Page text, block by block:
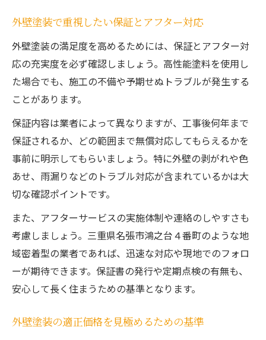
外壁塗装で重視したい保証とアフター対応
外壁塗装の満足度を高めるためには、保証とアフター対
応の充実度を必ず確認しましょう。高性能塗料を使用し
た場合でも、施工の不備や予期せぬトラブルが発生する
ことがあります。
保証内容は業者によって異なりますが、工事後何年まで
保証されるか、どの範囲まで無償対応してもらえるかを
事前に明示してもらいましょう。特に外壁の剥がれや色
あせ、雨漏りなどのトラブル対応が含まれているかは大
切な確認ポイントです。
また、アフターサービスの実施体制や連絡のしやすさも
考慮しましょう。三重県名張市鴻之台４番町のような地
域密着型の業者であれば、迅速な対応や現地でのフォロ
ーが期待できます。保証書の発行や定期点検の有無も、
安心して長く住まうための基準となります。
外壁塗装の適正価格を見極めるための基準